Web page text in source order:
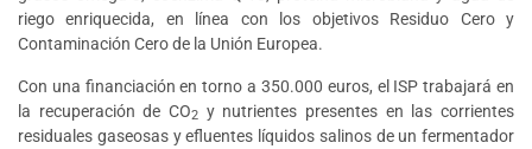
riego enriquecida, en línea con los objetivos Residuo Cero y
Contaminación Cero de la Unión Europea.
Con una financiación en torno a 350.000 euros, el ISP trabajará en
la recuperación de CO2 y nutrientes presentes en las corrientes
residuales gaseosas y efluentes líquidos salinos de un fermentador